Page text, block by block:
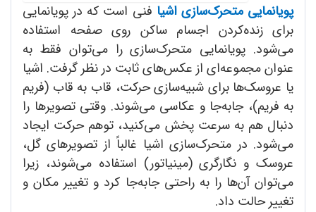
پویانمایی متحرک‌سازی اشیا فنی است که در پویانمایی‌
برای زنده‌کردن اجسام ساکن روی صفحه استفاده
می‌شود. پویانمایی‌ متحرک‌سازی را می‌توان فقط به
عنوان مجموعه‌ای از عکس‌های ثابت در نظر گرفت. اشیا
یا عروسک‌ها برای شبیه‌سازی حرکت، قاب به قاب (فریم
به فریم)، جابه‌جا و عکاسی می‌شوند. وقتی تصویرها را
دنبال هم به سرعت پخش می‌کنید، توهم حرکت ایجاد
می‌شود. در متحرک‌سازی اشیا غالباً از تصویرهای گل،
عروسک و نگارگری (مینیاتور) استفاده می‌شوند، زیرا
می‌توان آن‌ها را به راحتی جابه‌جا کرد و تغییر مکان و
تغییر حالت داد.